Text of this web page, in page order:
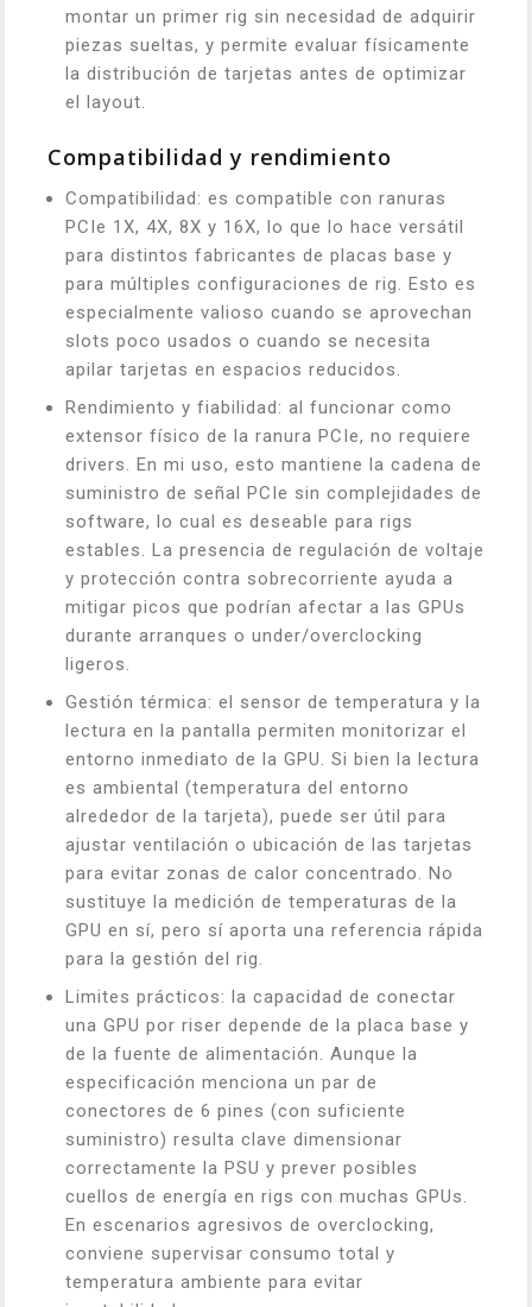
montar un primer rig sin necesidad de adquirir
piezas sueltas, y permite evaluar físicamente
la distribución de tarjetas antes de optimizar
el layout.
Compatibilidad y rendimiento
Compatibilidad: es compatible con ranuras
PCIe 1X, 4X, 8X y 16X, lo que lo hace versátil
para distintos fabricantes de placas base y
para múltiples configuraciones de rig. Esto es
especialmente valioso cuando se aprovechan
slots poco usados o cuando se necesita
apilar tarjetas en espacios reducidos.
Rendimiento y fiabilidad: al funcionar como
extensor físico de la ranura PCIe, no requiere
drivers. En mi uso, esto mantiene la cadena de
suministro de señal PCIe sin complejidades de
software, lo cual es deseable para rigs
estables. La presencia de regulación de voltaje
y protección contra sobrecorriente ayuda a
mitigar picos que podrían afectar a las GPUs
durante arranques o under/overclocking
ligeros.
Gestión térmica: el sensor de temperatura y la
lectura en la pantalla permiten monitorizar el
entorno inmediato de la GPU. Si bien la lectura
es ambiental (temperatura del entorno
alrededor de la tarjeta), puede ser útil para
ajustar ventilación o ubicación de las tarjetas
para evitar zonas de calor concentrado. No
sustituye la medición de temperaturas de la
GPU en sí, pero sí aporta una referencia rápida
para la gestión del rig.
Limites prácticos: la capacidad de conectar
una GPU por riser depende de la placa base y
de la fuente de alimentación. Aunque la
especificación menciona un par de
conectores de 6 pines (con suficiente
suministro) resulta clave dimensionar
correctamente la PSU y prever posibles
cuellos de energía en rigs con muchas GPUs.
En escenarios agresivos de overclocking,
conviene supervisar consumo total y
temperatura ambiente para evitar